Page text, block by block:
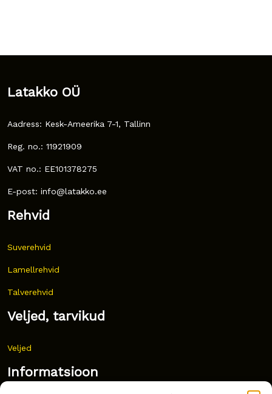
Latakko OÜ
Aadress: Kesk-Ameerika 7-1, Tallinn
Reg. no.: 11921909
VAT no.: EE101378275
E-post: info@latakko.ee
Rehvid
Suverehvid
Lamellrehvid
Talverehvid
Veljed, tarvikud
Veljed
Informatsioon